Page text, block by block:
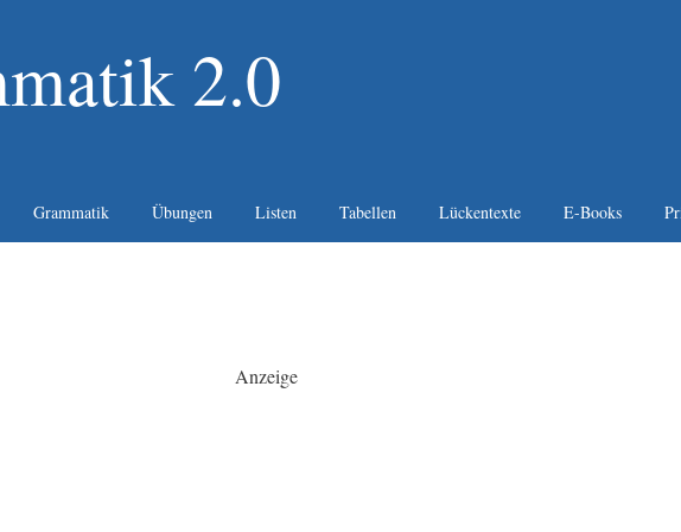
2.0
Grammatik Übungen Listen Tabellen Lückentexte E-Books
Anzeige